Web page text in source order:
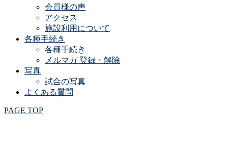
会員様の声
アクセス
施設利用について
各種手続き
各種手続き
メルマガ 登録・解除
写真
試合の写真
よくある質問
PAGE TOP